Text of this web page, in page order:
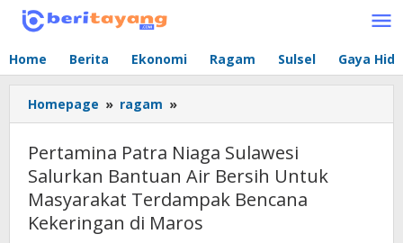
Lewati
Home Berita Ekonomi Ragam Sulsel Gaya
Homepage » ragam »
Patra
Sulawesi
Salurkan
Bantuan
Air
Pertamina Patra Niaga Sulawesi
Salurkan Bantuan Air Bersih Untuk
Masyarakat Terdampak Bencana
Kekeringan di Maros